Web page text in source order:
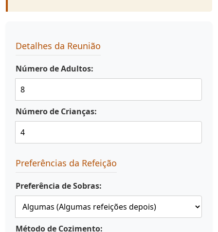
Detalhes da Reunião
Número de Adultos:
Número de Crianças:
Preferências da Refeição
Preferência de Sobras:
Método de Cozimento: